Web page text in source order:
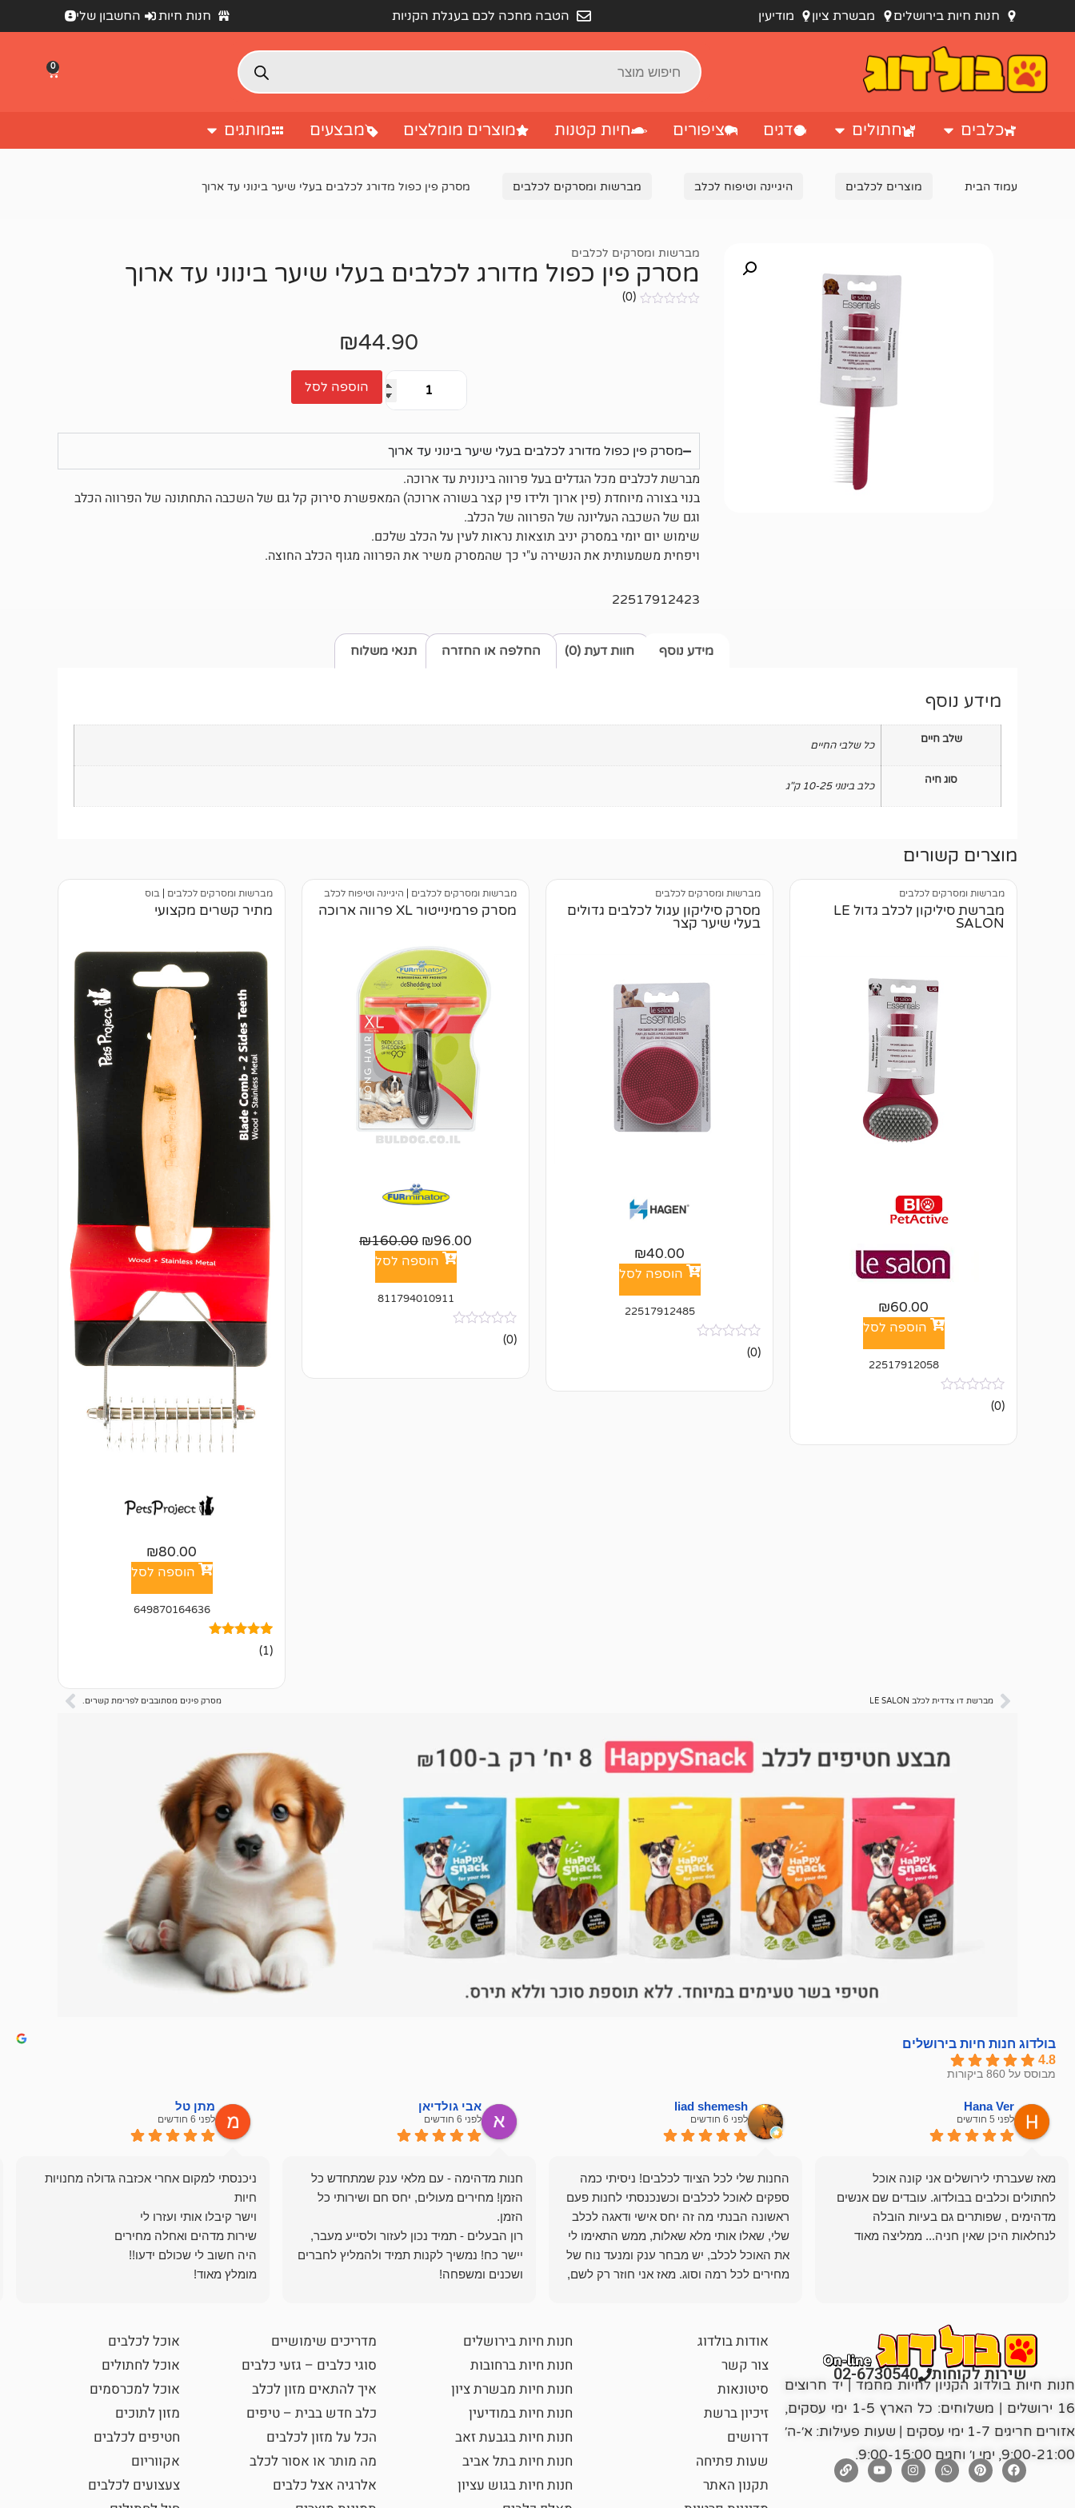
חנות חיות בירושלים מבשרת ציון מודיעין הטבה מחכה לכם בעגלת הקניות חנות חיות החשבון שלי
0
כלבים חתולים דגים ציפורים חיות קטנות מוצרים מומלצים מבצעים מותגים
עמוד הבית מוצרים לכלבים היגיינה וטיפוח לכלב מברשות ומסרקים לכלבים מסרק פין כפול מדורג לכלבים בעלי שיער בינוני עד ארוך
מברשות ומסרקים לכלבים
מסרק פין כפול מדורג לכלבים בעלי שיער בינוני עד ארוך
(0)
₪44.90
הוספה לסל
מסרק פין כפול מדורג לכלבים בעלי שיער בינוני עד ארוך
מברשת לכלבים מכל הגדלים בעל פרווה בינונית עד ארוכה.
בנוי בצורה מיוחדת (פין ארוך ולידו פין קצר בשורה ארוכה) המאפשרת סירוק קל גם של השכבה התחתונה של הפרווה הכלב
וגם של השכבה העליונה של הפרווה של הכלב.
שימוש יום יומי במסרק יניב תוצאות נראות לעין על הכלב שלכם.
ויפחית משמעותית את הנשירה ע"י כך שהמסרק משיר את הפרווה מגוף הכלב החוצה.
22517912423
מידע נוסף תנאי משלוח חוות דעת (0) החלפה או החזרה
מידע נוסף
שלב חיים כל שלבי החיים
סוג חיה כלב בינוני 10-25 ק"ג
מוצרים קשורים
מברשות ומסרקים לכלבים
מברשת סיליקון לכלב גדול LE
SALON
₪60.00
הוספה לסל
22517912058
אין
ביקורות
(0)
מברשות ומסרקים לכלבים
מסרק סיליקון עגול לכלבים גדולים
בעלי שיער קצר
₪40.00
הוספה לסל
22517912485
אין
ביקורות
(0)
מברשות ומסרקים לכלבים היגיינה וטיפוח לכלב
מסרק פרמינייטור XL פרווה ארוכה
₪96.00
₪160.00
הוספה לסל
811794010911
אין
ביקורות
(0)
מברשות ומסרקים לכלבים בוס
מתיר קשרים מקצועי
₪80.00
הוספה לסל
649870164636
מדורג
5.00
1(1)
מברשת דו צדדית לכלב LE SALON מסרק פינים מסתובבים לפרימת קשרים.
בולדוג חנות חיות בירושלים
4.8
מבוסס על 860 ביקורות
Hana Ver
לפני 5 חודשים
מאז שעברתי לירושלים אני קונה אוכל
לחתולים וכלבים בבולדוג. עובדים שם אנשים
מדהימים , שפותרים גם בעיות הובלה
לנחלאות היכן שאין חניה... ממליצה מאוד
liad shemesh
לפני 6 חודשים
החנות שלי לכל הציוד לכלבים! ניסיתי כמה
ספקים לאוכל לכלבים וכשנכנסתי לחנות פעם
ראשונה הבנתי מה זה יחס אישי ודאגה לכלב
שלי, שאלו אותי מלא שאלות, ממש התאימו לי
את האוכל לכלב, יש מבחר ענק ומנעד נוח של
מחירים לכל רמה וסוג. מאז אני חוזר רק לשם,
אבי גולדיאן
לפני 6 חודשים
חנות מדהימה - עם מלאי ענק שמתחדש כל
הזמן! מחירים מעולים, יחס חם ושירותי כל
רון הבעלים - תמיד נכון לעזור ולסייע מעבר,
יישר כח! נמשיך לקנות תמיד ולהמליץ לחברים
ושכנים ומשפחה!
מתן טל
לפני 6 חודשים
ניכנסתי למקום אחרי אכזבה גדולה מחנויות
מומלץ מאוד!
שירות לקוחות 02-6730540
חנות חיות בולדוג הקניון לחיות מחמד | יד חרוצים
16 ירושלים | משלוחים: כל הארץ 1-5 ימי עסקים,
אזורים חריגים 1-7 ימי עסקים | שעות פעילות: א׳-ה׳
9:00-21:00, ימי ו׳ וחגים 9:00-15:00.
אודות בולדוג
צור קשר
סיטונאות
זיכיון ברשת
דרושים
שעות פתיחה
תקנון האתר
חנות חיות בירושלים
חנות חיות ברחובות
חנות חיות מבשרת ציון
חנות חיות במודיעין
חנות חיות בגבעת זאב
חנות חיות בתל אביב
חנות חיות בגוש עציון
מדריכים שימושיים
סוגי כלבים – גזעי כלבים
איך להתאים מזון לכלב
כלב חדש בבית – טיפים
הכל על מזון לכלבים
מה מותר או אסור לכלב
אלרגיה אצל כלבים
אוכל לכלבים
אוכל לחתולים
אוכל למכרסמים
מזון לתוכים
חטיפים לכלבים
אקווריום
צעצועים לכלבים